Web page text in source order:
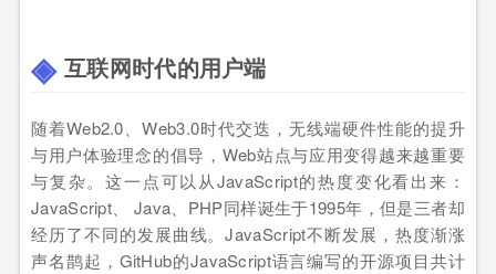
互联网时代的用户端
随着Web2.0、Web3.0时代交迭，无线端硬件性能的提升
与用户体验理念的倡导，Web站点与应用变得越来越重要
与复杂。这一点可以从JavaScript的热度变化看出来：
JavaScript、 Java、PHP同样诞生于1995年，但是三者却
经历了不同的发展曲线。JavaScript不断发展，热度渐涨
声名鹊起，GitHub的JavaScript语言编写的开源项目共计